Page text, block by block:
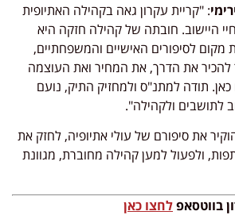
: "קריית עקרון גאה בקהילה האתיופית
היישוב. חובתה של קהילה חזקה היא
מקום לסיפורים האישיים והמשפחתיים,
להכיר את הדרך, את המחיר ואת העוצמה
כאן. תודה למתנ"ס ולמחזיק התיק, נועם
ולקהילה."
את סיפורם של עולי אתיופיה, לחזק את
ולפעול למען קהילה מחוברת, מגוונת
בווטסאפלחצו כאן